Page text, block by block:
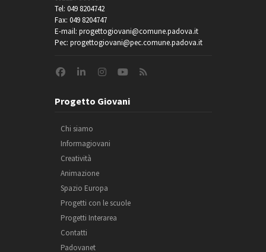
Tel: 049 8204742
Fax: 049 8204747
E-mail: progettogiovani@comune.padova.it
Pec: progettogiovani@pec.comune.padova.it
Progetto Giovani
Chi siamo
Informagiovani
Creatività
Animazione
Spazio Europa
Progetti con le scuole
Progetti Interarea
Contatti
Padovanet